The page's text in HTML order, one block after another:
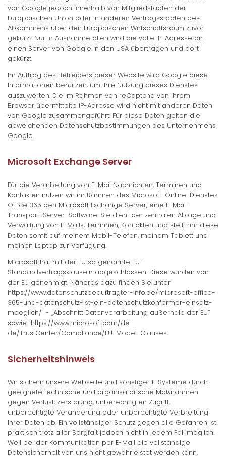
von Google jedoch innerhalb von Mitgliedstaaten der
Europäischen Union oder in anderen Vertragsstaaten des
Abkommens über den Europäischen Wirtschaftsraum zuvor
gekürzt. Nur in Ausnahmefällen wird die volle IP-Adresse an
einen Server von Google in den USA übertragen und dort
gekürzt.
Im Auftrag des Betreibers dieser Website wird Google diese
Informationen benutzen, um Ihre Nutzung dieses Dienstes
auszuwerten. Die im Rahmen von reCaptcha von Ihrem
Browser übermittelte IP-Adresse wird nicht mit anderen Daten
von Google zusammengeführt. Für diese Daten gelten die
abweichenden Datenschutzbestimmungen des Unternehmens
Google.
Microsoft Exchange Server
Für die Verarbeitung von E-Mail Nachrichten, Terminen und
Kontakten nutzen wir im Rahmen des Microsoft-Online-Dienstes
Office 365 den Microsoft Exchange Server, eine E-Mail-
Transport-Server-Software. Sie dient der zentralen Ablage und
Verwaltung von E-Mails, Terminen, Kontakten und stellt mir diese
Daten somit auf meinem Mobil-Telefon, meinem Tablett und
meinen Laptop zur Verfügung.
Microsoft hat mit der EU so genannte EU-
Standardvertragsklauseln abgeschlossen. Diese wurden von
der EU genehmigt. Näheres dazu finden Sie unter
https://www.datenschutzbeauftragter-info.de/microsoft-office-
365-und-datenschutz-ist-ein-datenschutzkonformer-einsatz-
moeglich/ - „Abschnitt Datenverarbeitung außerhalb der EU“
sowie https://www.microsoft.com/de-
de/TrustCenter/Compliance/EU-Model-Clauses
Sicherheitshinweis
Wir sichern unsere Webseite und sonstige IT-Systeme durch
geeignete technische und organisatorische Maßnahmen
gegen Verlust, Zerstörung, unberechtigten Zugriff,
unberechtigte Veränderung oder unberechtigte Verbreitung
Ihrer Daten ab. Ein vollständiger Schutz gegen alle Gefahren ist
praktisch trotz aller Sorgfalt jedoch nicht in jedem Fall möglich.
Weil bei der Kommunikation per E-Mail die vollständige
Datensicherheit von uns nicht gewährleistet werden kann,